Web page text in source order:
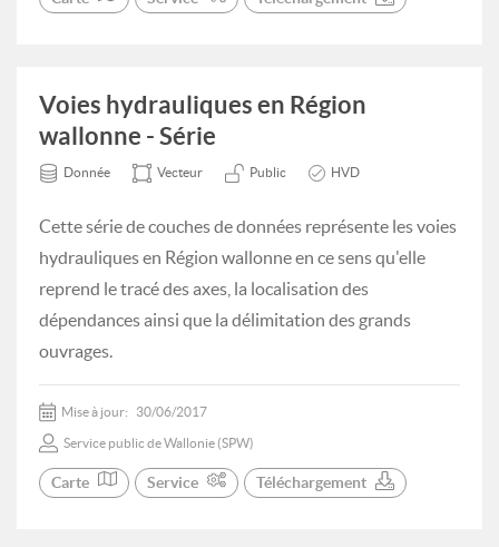
Voies hydrauliques en Région
wallonne - Série
Donnée Vecteur Public HVD
Cette série de couches de données représente les voies
hydrauliques en Région wallonne en ce sens qu'elle
reprend le tracé des axes, la localisation des
dépendances ainsi que la délimitation des grands
ouvrages.
Mise à jour: 30/06/2017
Service public de Wallonie (SPW)
Carte Service Téléchargement